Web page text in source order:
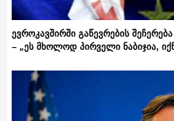
ევროკავშირში გაწევრების
– „ეს მხოლოდ პირველი ნაბიჯია,